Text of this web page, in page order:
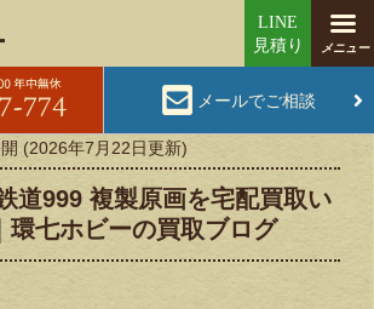
メールでご相談
(2026年7月22日更新)
道999 複製原画を宅配買取い
環七ホビーの買取ブログ